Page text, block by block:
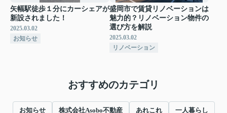
矢幅駅徒歩１分にカーシェアが
新設されました！
2025.03.02
お知らせ
盛岡市で賃貸リノベーションは
魅力的？リノベーション物件の
選び方を解説
2025.03.02
リノベーション
おすすめのカテゴリ
お知らせ 株式会社Asobo不動産 あれこれ 一人暮らし